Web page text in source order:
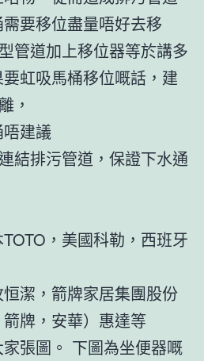
要移位盡量唔好去移
管道加上移位器等於講多
虹吸馬桶移位嘅話，建
，
建議
結排污管道，保證下水通
，美國科勒，西班牙
潔，箭牌家居集團股份
牌，安華）惠達等
張圖。 下圖為坐便器嘅